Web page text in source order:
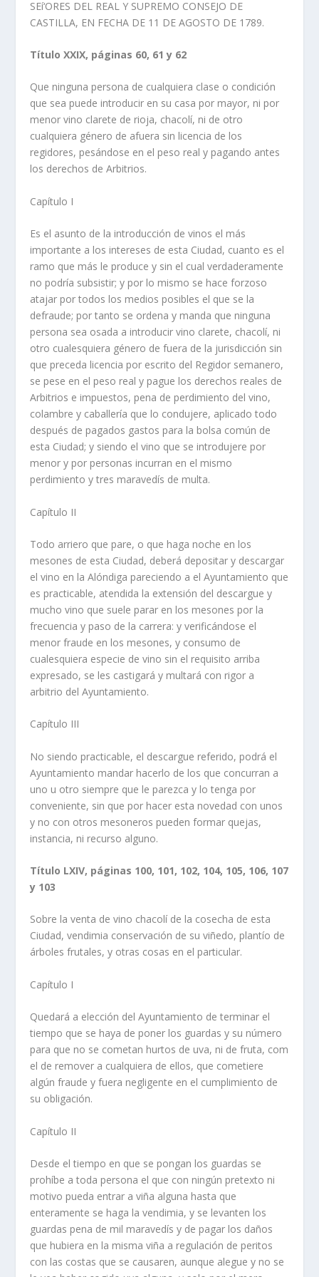
SEí‘ORES DEL REAL Y SUPREMO CONSEJO DE
CASTILLA, EN FECHA DE 11 DE AGOSTO DE 1789.
Tí­tulo XXIX, páginas 60, 61 y 62
Que ninguna persona de cualquiera clase o condición
que sea puede introducir en su casa por mayor, ni por
menor vino clarete de rioja, chacolí­, ni de otro
cualquiera género de afuera sin licencia de los
regidores, pesándose en el peso real y pagando antes
los derechos de Arbitrios.
Capí­tulo I
Es el asunto de la introducción de vinos el más
importante a los intereses de esta Ciudad, cuanto es el
ramo que más le produce y sin el cual verdaderamente
no podrí­a subsistir; y por lo mismo se hace forzoso
atajar por todos los medios posibles el que se la
defraude; por tanto se ordena y manda que ninguna
persona sea osada a introducir vino clarete, chacolí­, ni
otro cualesquiera género de fuera de la jurisdicción sin
que preceda licencia por escrito del Regidor semanero,
se pese en el peso real y pague los derechos reales de
Arbitrios e impuestos, pena de perdimiento del vino,
colambre y caballerí­a que lo condujere, aplicado todo
después de pagados gastos para la bolsa común de
esta Ciudad; y siendo el vino que se introdujere por
menor y por personas incurran en el mismo
perdimiento y tres maravedí­s de multa.
Capí­tulo II
Todo arriero que pare, o que haga noche en los
mesones de esta Ciudad, deberá depositar y descargar
el vino en la Alóndiga pareciendo a el Ayuntamiento que
es practicable, atendida la extensión del descargue y
mucho vino que suele parar en los mesones por la
frecuencia y paso de la carrera: y verificándose el
menor fraude en los mesones, y consumo de
cualesquiera especie de vino sin el requisito arriba
expresado, se les castigará y multará con rigor a
arbitrio del Ayuntamiento.
Capí­tulo III
No siendo practicable, el descargue referido, podrá el
Ayuntamiento mandar hacerlo de los que concurran a
uno u otro siempre que le parezca y lo tenga por
conveniente, sin que por hacer esta novedad con unos
y no con otros mesoneros pueden formar quejas,
instancia, ni recurso alguno.
Tí­tulo LXIV, páginas 100, 101, 102, 104, 105, 106, 107
y 103
Sobre la venta de vino chacolí­ de la cosecha de esta
Ciudad, vendimia conservación de su viñedo, plantí­o de
árboles frutales, y otras cosas en el particular.
Capí­tulo I
Quedará a elección del Ayuntamiento de terminar el
tiempo que se haya de poner los guardas y su número
para que no se cometan hurtos de uva, ni de fruta, com
el de remover a cualquiera de ellos, que cometiere
algún fraude y fuera negligente en el cumplimiento de
su obligación.
Capí­tulo II
Desde el tiempo en que se pongan los guardas se
prohí­be a toda persona el que con ningún pretexto ni
motivo pueda entrar a viña alguna hasta que
enteramente se haga la vendimia, y se levanten los
guardas pena de mil maravedí­s y de pagar los daños
que hubiera en la misma viña a regulación de peritos
con las costas que se causaren, aunque alegue y no se